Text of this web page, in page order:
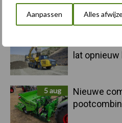
Aanpassen Alles
elektrische
lat opnieuw
5 aug
Nieuwe